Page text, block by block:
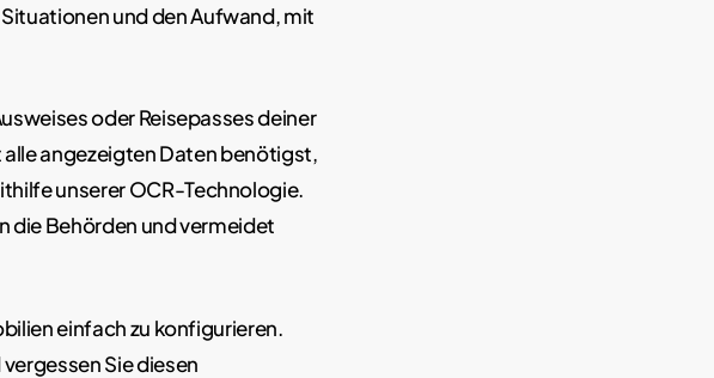
und den Aufwand, mit
oder Reisepasses deiner
alle angezeigten Daten benötigst,
unserer OCR-Technologie.
die Behörden und vermeidet
einfach zu konfigurieren.
Sie diesen